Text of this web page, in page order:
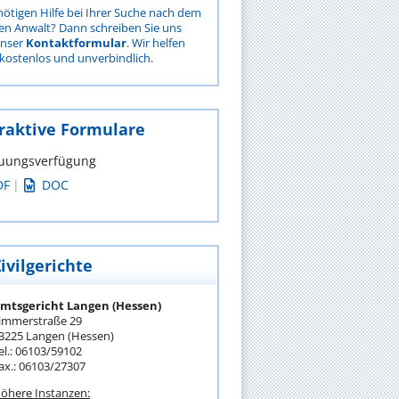
Hilfe bei Ihrer Suche nach dem
Anwalt? Dann schreiben Sie uns
Kontaktformular. Wir helfen
und unverbindlich.
Formulare
| DOC
Langen (Hessen)
29
Langen (Hessen)
06103/59102
06103/27307
Instanzen: